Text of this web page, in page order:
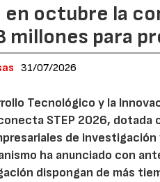
en octubre la
millones para
31/07/2026
Tecnológico y la
STEP 2026, dotada
de
ha anunciado con
dispongan de más